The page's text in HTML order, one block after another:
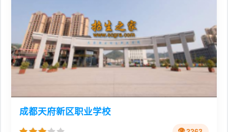
成都天府新区职业学校